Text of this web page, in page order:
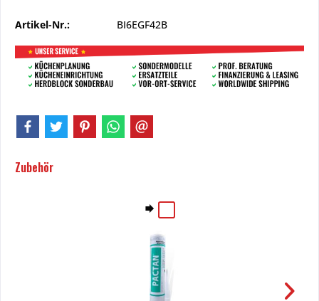
Artikel-Nr.: BI6EGF42B
Zubehör